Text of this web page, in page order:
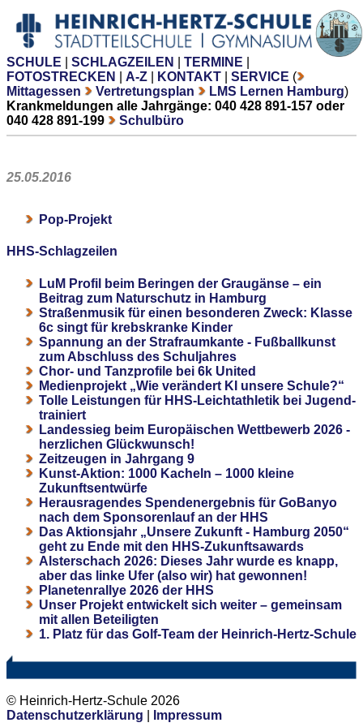
SCHULE SCHLAGZEILEN TERMINE
FOTOSTRECKEN
A-Z KONTAKT SERVICE (
Mittagessen
Vertretungsplan LMS Lernen Hamburg)
Krankmeldungen alle Jahrgänge: 040 428 891-157 oder
040 428 891-199
Schulbüro
25.05.2016
Pop-Projekt
HHS-Schlagzeilen
LuM Profil beim Beringen der Graugänse – ein
Beitrag zum Naturschutz in Hamburg
Straßenmusik für einen besonderen Zweck: Klasse
6c singt für krebskranke Kinder
Spannung an der Strafraumkante - Fußballkunst
zum Abschluss des Schuljahres
Chor- und Tanzprofile bei 6k United
Medienprojekt „Wie verändert KI unsere Schule?“
Tolle Leistungen für HHS-Leichtathletik bei Jugend-
trainiert
Landessieg beim Europäischen Wettbewerb 2026 -
herzlichen Glückwunsch!
Zeitzeugen in Jahrgang 9
Kunst-Aktion: 1000 Kacheln – 1000 kleine
Zukunftsentwürfe
Herausragendes Spendenergebnis für GoBanyo
nach dem Sponsorenlauf an der HHS
Das Aktionsjahr „Unsere Zukunft - Hamburg 2050“
geht zu Ende mit den HHS-Zukunftsawards
Alsterschach 2026: Dieses Jahr wurde es knapp,
aber das linke Ufer (also wir) hat gewonnen!
Planetenrallye 2026 der HHS
Unser Projekt entwickelt sich weiter – gemeinsam
mit allen Beteiligten
1. Platz für das Golf-Team der Heinrich-Hertz-Schule
© Heinrich-Hertz-Schule 2026
Datenschutzerklärung
Impressum